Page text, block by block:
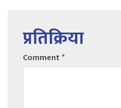
प्रतिक्रिया
Comment*